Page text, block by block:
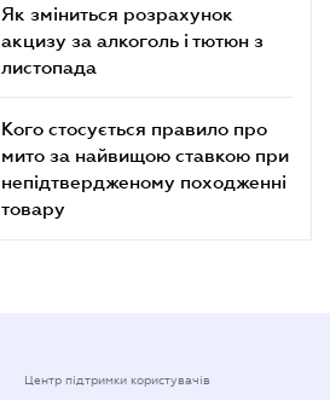
Як зміниться розрахунок
акцизу за алкоголь і тютюн з
листопада
Кого стосується правило про
мито за найвищою ставкою при
непідтвердженому походженні
товару
Центр підтримки користувачів